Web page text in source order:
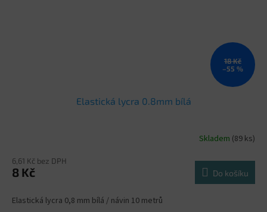
18 Kč
–55 %
Elastická lycra 0.8mm bílá
Skladem (89 ks)
6,61 Kč bez DPH
8 Kč Do košíku
Elastická lycra 0,8 mm bílá / návin 10 metrů